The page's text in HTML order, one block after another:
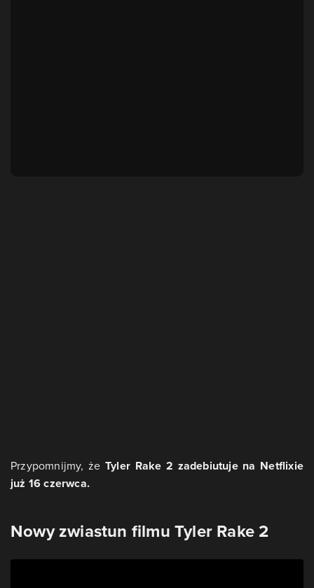
Przypomnijmy, żeTyler Rake 2 zadebiutuje na Netflixie
już 16 czerwca.
Nowy zwiastun filmu Tyler Rake 2